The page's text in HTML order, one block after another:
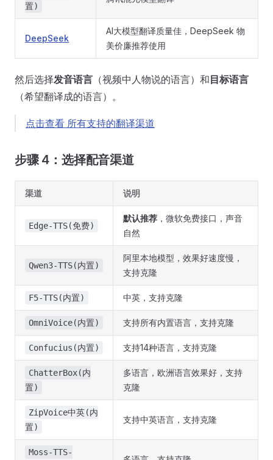
置)
DeepSeek
AI大模型翻译质量佳，DeepSeek 物
美价廉推荐使用
然后选择发音语言 （视频中人物说的语言）和目标语言
（希望翻译成的语言）。
点击查看 所有支持的翻译渠道
步骤 4：选择配音渠道
渠道 说明
Edge-TTS(免费)
默认推荐 ，微软免费接口，声音
自然
Qwen3-TTS(内置)
阿里本地模型，效果好速度慢，
支持克隆
F5-TTS(内置) 中英，支持克隆
OmniVoice(内置) 支持所有内置语言，支持克隆
Confucius(内置) 支持14种语言，支持克隆
ChatterBox(内
置)
多语言，欧洲语言效果好，支持
克隆
ZipVoice中英(内
置)
支持中英语言，支持克隆
Moss-TTS-